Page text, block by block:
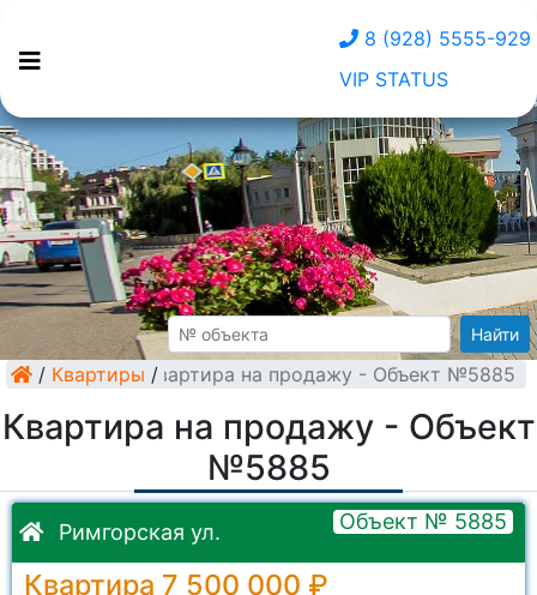
8 (928) 5555-929
VIP STATUS
Найти
/ Квартиры /
Квартира на продажу - Объект №5885
Квартира на продажу - Объект
№5885
Римгорская ул. Объект № 5885
Квартира 7 500 000 ₽